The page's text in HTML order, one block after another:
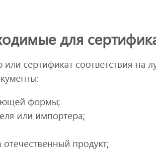
для
сертификат соответствия на
формы;
или импортера;
продукт;